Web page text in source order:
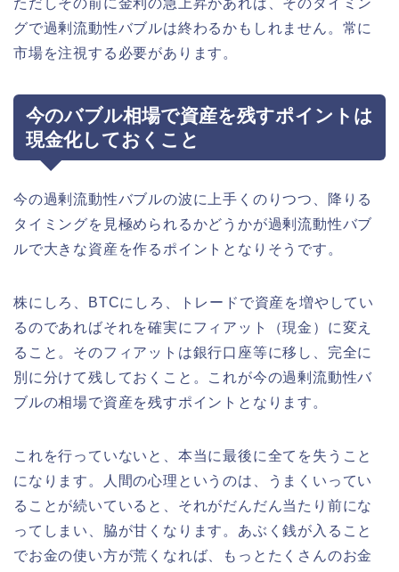
ただしその前に金利の急上昇があれば、そのタイミン
グで過剰流動性バブルは終わるかもしれません。常に
市場を注視する必要があります。
今のバブル相場で資産を残すポイントは
現金化しておくこと
今の過剰流動性バブルの波に上手くのりつつ、降りる
タイミングを見極められるかどうかが過剰流動性バブ
ルで大きな資産を作るポイントとなりそうです。
株にしろ、BTCにしろ、トレードで資産を増やしてい
るのであればそれを確実にフィアット（現金）に変え
ること。そのフィアットは銀行口座等に移し、完全に
別に分けて残しておくこと。これが今の過剰流動性バ
ブルの相場で資産を残すポイントとなります。
これを行っていないと、本当に最後に全てを失うこと
になります。人間の心理というのは、うまくいってい
ることが続いていると、それがだんだん当たり前にな
ってしまい、脇が甘くなります。あぶく銭が入ること
でお金の使い方が荒くなれば、もっとたくさんのお金